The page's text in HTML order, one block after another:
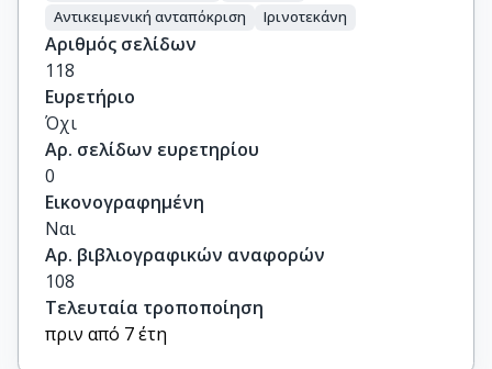
Αντικειμενική ανταπόκριση
Ιρινοτεκάνη
Αριθμός σελίδων
118
Ευρετήριο
Όχι
Αρ. σελίδων ευρετηρίου
0
Εικονογραφημένη
Ναι
Αρ. βιβλιογραφικών αναφορών
108
Τελευταία τροποποίηση
πριν από 7 έτη